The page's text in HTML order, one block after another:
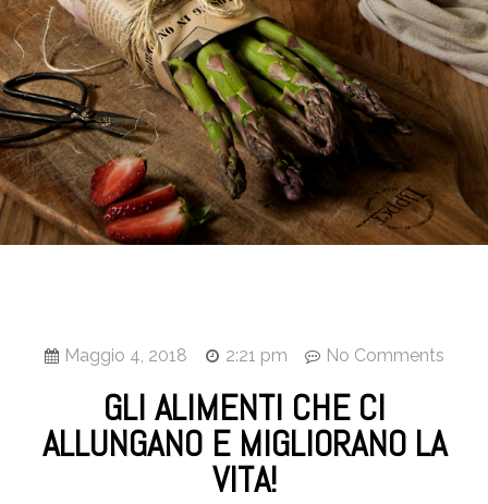
Maggio 4, 2018 2:21 pm No Comments
GLI ALIMENTI CHE CI
ALLUNGANO E MIGLIORANO LA
VITA!